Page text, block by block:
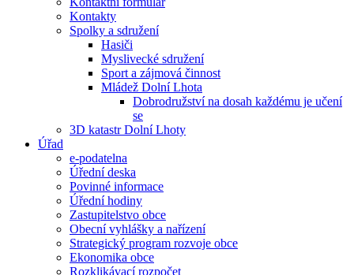
Kontakty
Spolky a sdružení
Hasiči
Myslivecké sdružení
Sport a zájmová činnost
Mládež Dolní Lhota
Dobrodružství na dosah každému je učení
se
3D katastr Dolní Lhoty
Úřad
e-podatelna
Úřední deska
Povinné informace
Úřední hodiny
Zastupitelstvo obce
Obecní vyhlášky a nařízení
Strategický program rozvoje obce
Ekonomika obce
Rozklikávací rozpočet